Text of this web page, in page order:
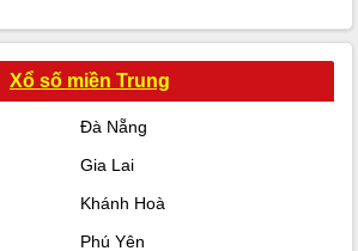
Xổ số miền Trung
Đà Nẵng
Gia Lai
Khánh Hoà
Phú Yên